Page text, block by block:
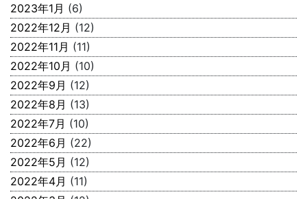
2023年1月 (6)
2022年12月 (12)
2022年11月 (11)
2022年10月 (10)
2022年9月 (12)
2022年8月 (13)
2022年7月 (10)
2022年6月 (22)
2022年5月 (12)
2022年4月 (11)